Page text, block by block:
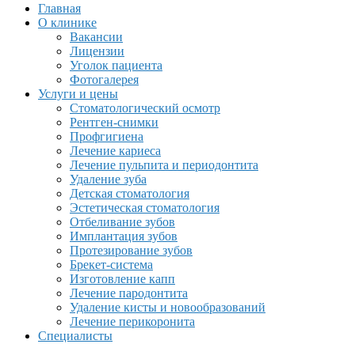
Главная
О клинике
Вакансии
Лицензии
Уголок пациента
Фотогалерея
Услуги и цены
Стоматологический осмотр
Рентген-снимки
Профгигиена
Лечение кариеса
Лечение пульпита и периодонтита
Удаление зуба
Детская стоматология
Эстетическая стоматология
Отбеливание зубов
Имплантация зубов
Протезирование зубов
Брекет-система
Изготовление капп
Лечение пародонтита
Удаление кисты и новообразований
Лечение перикоронита
Специалисты